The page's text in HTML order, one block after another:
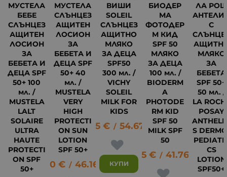
МУСТЕЛА
БЕБЕ
СЛЪНЦЕЗ
АЩИТЕН
ЛОСИОН
ЗА
БЕБЕТА И
ДЕЦА SPF
50+ 100
мл. /
MUSTELA
LALT
SOLAIRE
ULTRA
HAUTE
PROTECTI
ON SPF
50+
МУСТЕЛА
СЛЪНЦЕЗ
АЩИТЕН
ЛОСИОН
ЗА
БЕБЕТА И
ДЕЦА SPF
50+ 40
мл. /
MUSTELA
VERY
HIGH
PROTECTI
ON SUN
LOTION
SPF 50+
23.60 € / 46.16 лв.
ВИШИ
SOLEIL
СЛЪНЦЕЗ
АЩИТНО
МЛЯКО
ЗА ДЕЦА
SPF50
300 мл. /
VICHY
SOLEIL
MILK FOR
KIDS
27.95 € / 54.67 лв.
КУПИ
БИОДЕР
МА
ФОТОДЕР
М КИД
SPF 50
МЛЯКО
ЗА ДЕЦА
100 мл. /
BIODERM
A
PHOTODE
RM KID
SPF 50
MILK SPF
50
21.35 € / 41.76 лв.
ЛА РОШ
С
МЛЯКО
ЗА
БЕБЕТА
SPF 50+
50 мл. /
LA
POSAY
S
CS
LOTION
SPF50+